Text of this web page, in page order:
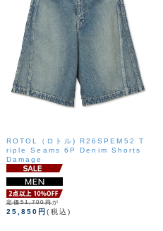
ROTOL（ロトル) R26SPEM52 T
riple Seams 6P Denim Shorts
Damage
定価51,700円が
25,850円(税込)